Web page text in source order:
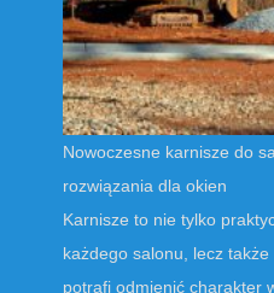
Nowoczesne karnisze do
rozwiązania dla okien
Karnisze to nie tylko
każdego salonu, lecz
potrafi odmienić charakter